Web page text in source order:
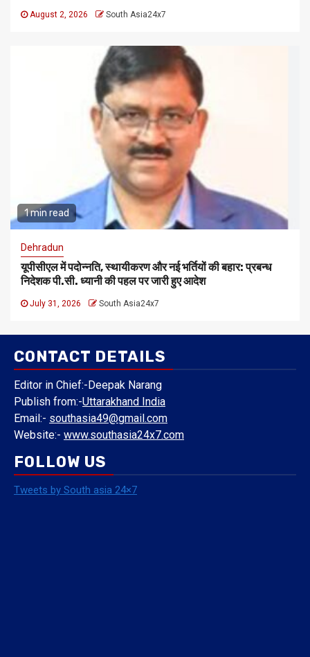
August 2, 2026 South Asia24x7
1 min read
Dehradun
यूपीसीएल में पदोन्नति, स्थायीकरण और नई भर्तियों की बहार: प्रबन्ध
निदेशक पी.सी. ध्यानी की पहल पर जारी हुए आदेश
July 31, 2026 South Asia24x7
CONTACT DETAILS
Editor in Chief:-Deepak Narang
Publish from:-Uttarakhand India
Email:- southasia49@gmail.com
Website:- www.southasia24x7.com
FOLLOW US
Tweets by South asia 24×7